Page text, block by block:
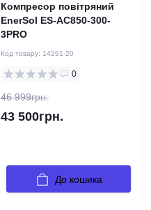
Компресор повітряний
EnerSol ES-AC850-300-
3PRO
Код товару: 14291-20
0
46 999грн.
43 500грн.
До кошика